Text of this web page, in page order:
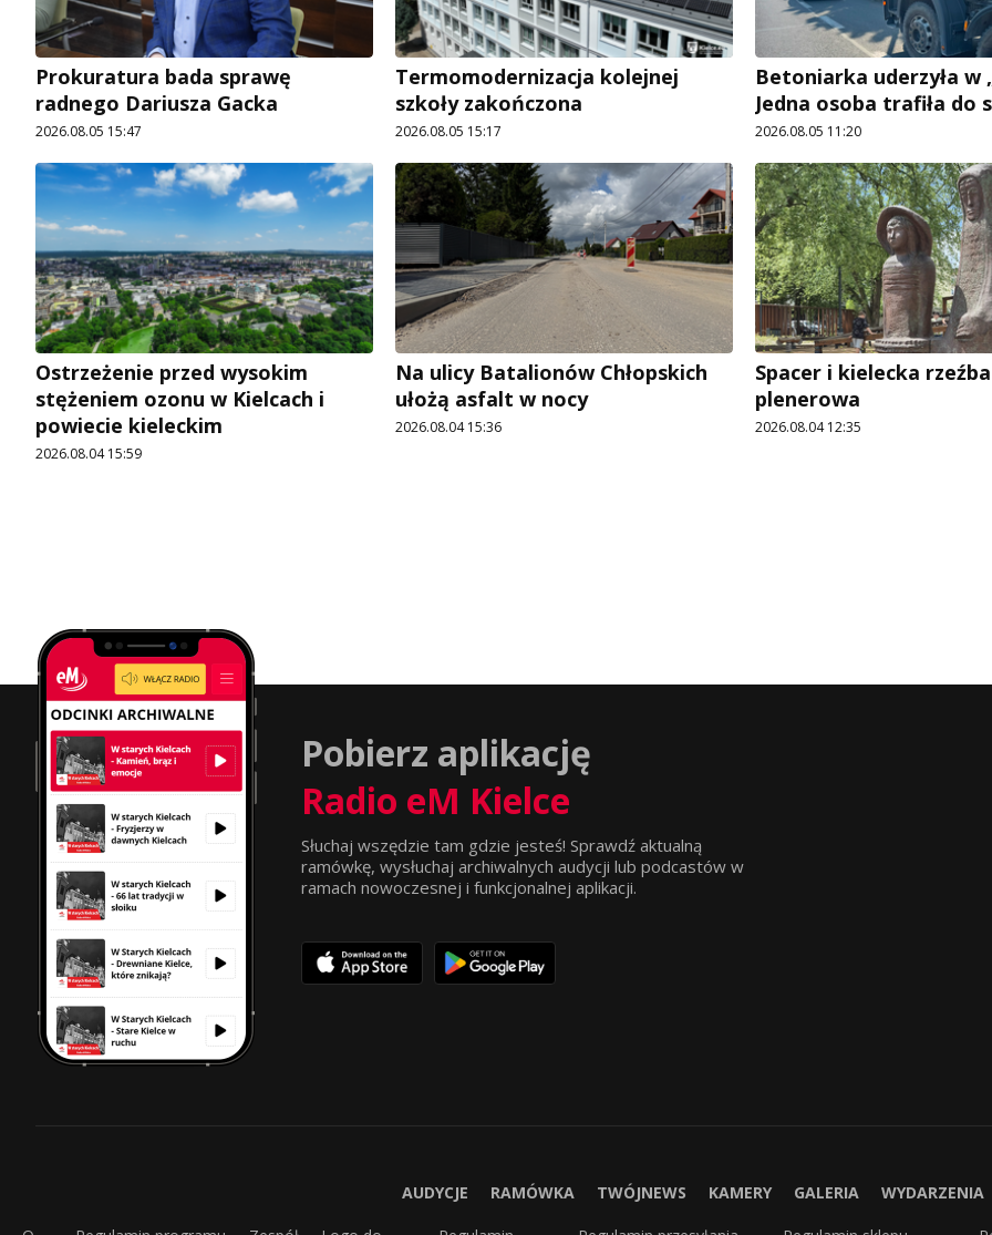
Prokuratura bada sprawę
radnego Dariusza Gacka
2026.08.05 15:47
Termomodernizacja kolejnej
szkoły zakończona
2026.08.05 15:17
Betoniarka uderzyła w
Jedna osoba trafiła do
2026.08.05 11:20
Ostrzeżenie przed wysokim
stężeniem ozonu w Kielcach i
powiecie kieleckim
2026.08.04 15:59
Na ulicy Batalionów Chłopskich
ułożą asfalt w nocy
2026.08.04 15:36
Spacer i kielecka rzeźba
plenerowa
2026.08.04 12:35
Pobierz aplikację
Radio eM Kielce
Słuchaj wszędzie tam gdzie jesteś! Sprawdź aktualną
ramówkę, wysłuchaj archiwalnych audycji lub podcastów w
ramach nowoczesnej i funkcjonalnej aplikacji.
AUDYCJE RAMÓWKA TWÓJNEWS KAMERY GALERIA WYDARZENIA